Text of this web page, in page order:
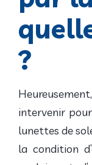
?
intervenir
lunettes de
la condition